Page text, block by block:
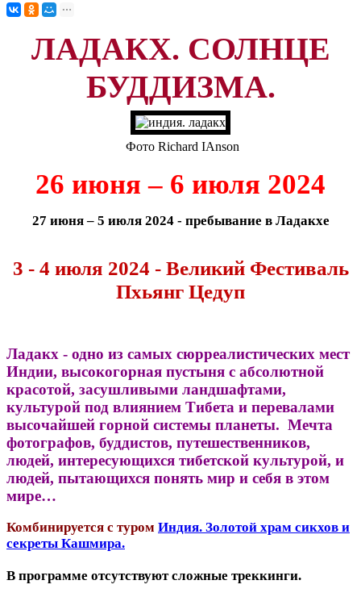
ЛАДАКХ. СОЛНЦЕ
БУДДИЗМА.
Фото Richard IAnson
26 июня – 6 июля 2024
27 июня – 5 июля 2024 - пребывание в Ладакхе
3 - 4 июля 2024 - Великий Фестиваль
Пхьянг Цедуп
Ладакх - одно из самых сюрреалистических мест
Индии, высокогорная пустыня с абсолютной
красотой, засушливыми ландшафтами,
культурой под влиянием Тибета и перевалами
высочайшей горной системы планеты. Мечта
фотографов, буддистов, путешественников,
людей, интересующихся тибетской культурой, и
людей, пытающихся понять мир и себя в этом
мире…
Комбинируется с туром Индия. Золотой храм сикхов и
секреты Кашмира.
В программе отсутствуют сложные треккинги.